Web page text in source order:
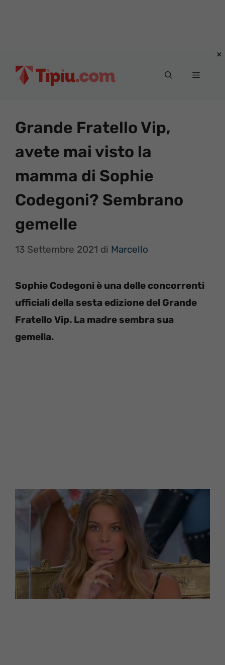
Menu
Grande Fratello Vip,
avete mai visto la
mamma di Sophie
Codegoni? Sembrano
gemelle
13 Settembre 2021 di Marcello
Sophie Codegoni è una delle concorrenti
ufficiali della sesta edizione del Grande
Fratello Vip. La madre sembra sua
gemella.